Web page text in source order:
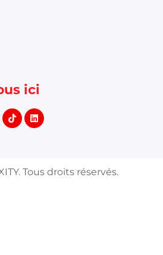
ici
Tous droits réservés.